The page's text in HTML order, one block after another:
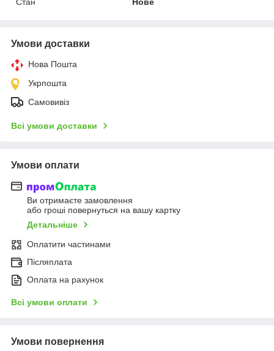
Умови доставки
Нова Пошта
Укрпошта
Самовивіз
Всі умови доставки
Умови оплати
Ви отримаєте замовлення
або гроші повернуться на вашу картку
Детальніше
Оплатити частинами
Післяплата
Оплата на рахунок
Всі умови оплати
Умови повернення